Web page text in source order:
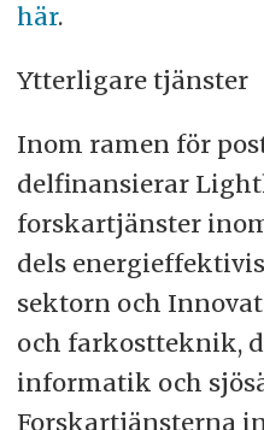
här.
Ytterligare tjänster
Inom ramen för
delfinansierar
forskartjänster
dels
sektorn och
och farkostteknik,
informatik och
Forskartjänsterna